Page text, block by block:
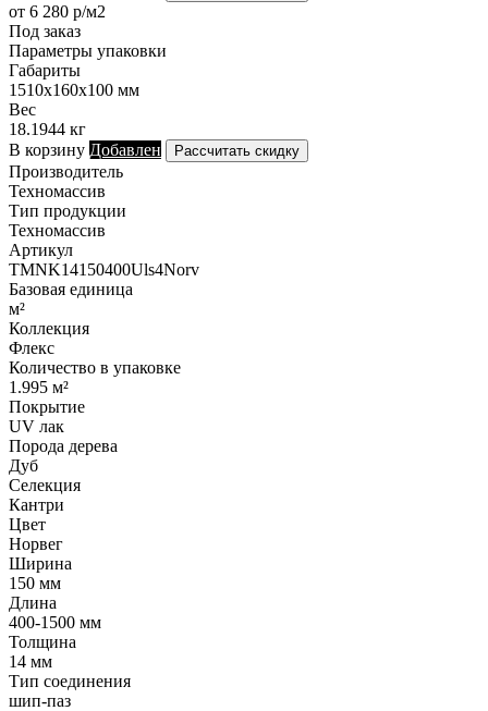
от 6 280 р/м2
Под заказ
Параметры упаковки
Габариты
1510х160х100 мм
Вес
18.1944 кг
В корзину Добавлен Рассчитать скидку
Производитель
Техномассив
Тип продукции
Техномассив
Артикул
TMNK14150400Uls4Norv
Базовая единица
м²
Коллекция
Флекс
Количество в упаковке
1.995 м²
Покрытие
UV лак
Порода дерева
Дуб
Селекция
Кантри
Цвет
Норвег
Ширина
150 мм
Длина
400-1500 мм
Толщина
14 мм
Тип соединения
шип-паз